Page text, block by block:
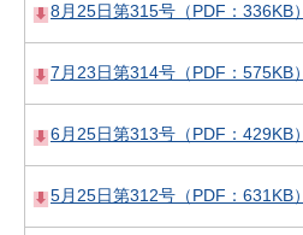
8月25日第315号（PDF：336KB）
7月23日第314号（PDF：575KB）
6月25日第313号（PDF：429KB）
5月25日第312号（PDF：631KB）